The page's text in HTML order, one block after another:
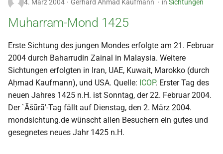
r
4. März 2004 Gerhard Ahmad Kaufmann in Sichtungen
Muharram-Mond 1425
Erste Sichtung des jungen Mondes erfolgte am 21. Februar
2004 durch Baharrudin Zainal in Malaysia. Weitere
Sichtungen erfolgten in Iran, UAE, Kuwait, Marokko (durch
Aḥmad Kaufmann), und USA. Quelle: ICOP. Erster Tag des
neuen Jahres 1425 n.H. ist Sonntag, der 22. Februar 2004.
Der `Āšūrā'-Tag fällt auf Dienstag, den 2. März 2004.
mondsichtung.de wünscht allen Besuchern ein gutes und
gesegnetes neues Jahr 1425 n.H.